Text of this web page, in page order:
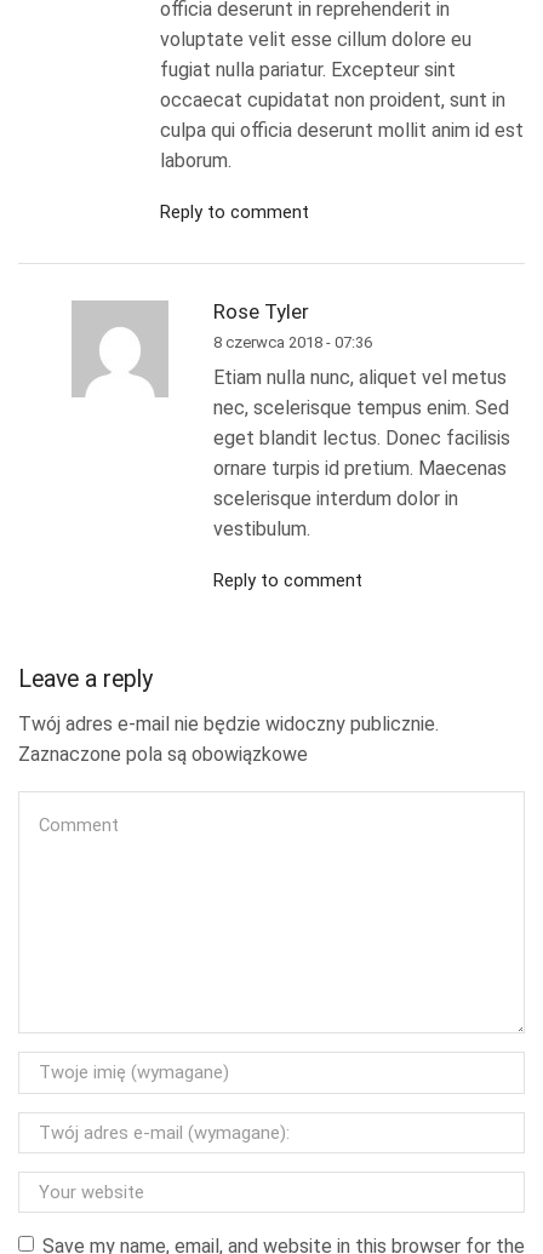
officia deserunt in reprehenderit in
voluptate velit esse cillum dolore eu
fugiat nulla pariatur. Excepteur sint
occaecat cupidatat non proident, sunt in
culpa qui officia deserunt mollit anim id est
laborum.
Reply to comment
Rose Tyler
8 czerwca 2018 - 07:36
Etiam nulla nunc, aliquet vel metus
nec, scelerisque tempus enim. Sed
eget blandit lectus. Donec facilisis
ornare turpis id pretium. Maecenas
scelerisque interdum dolor in
vestibulum.
Reply to comment
Leave a reply
Twój adres e-mail nie będzie widoczny publicznie.
Zaznaczone pola są obowiązkowe
Save my name, email, and website in this browser for the